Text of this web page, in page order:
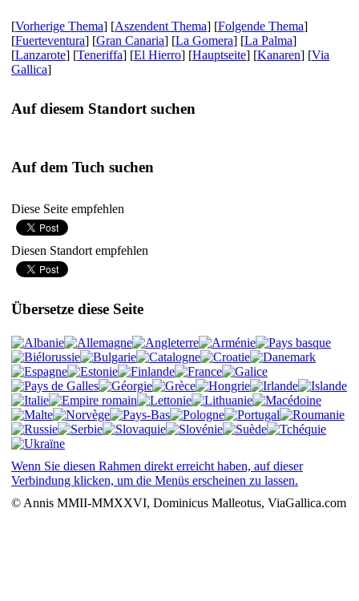
[Vorherige Thema] [Aszendent Thema] [Folgende Thema]
[Fuerteventura] [Gran Canaria] [La Gomera] [La Palma]
[Lanzarote] [Teneriffa] [El Hierro] [Hauptseite] [Kanaren] [Via
Gallica]
Auf diesem Standort suchen
Auf dem Tuch suchen
Diese Seite empfehlen
Diesen Standort empfehlen
Übersetze diese Seite
Wenn Sie diesen Rahmen direkt erreicht haben, auf dieser
Verbindung klicken, um die Menüs erscheinen zu lassen.
© Annis MMII-MMXXVI, Dominicus Malleotus, ViaGallica.com